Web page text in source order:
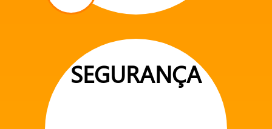
SEGURANÇA